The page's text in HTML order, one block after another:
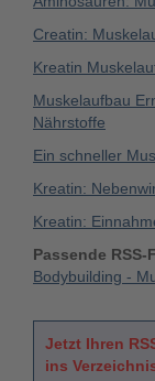
Creatin:
Kreatin
Muskelaufbau
Nährstoffe
Ein schneller
Kreatin:
Kreatin:
Passende RSS-
Bodybuilding -
Jetzt Ihren
ins